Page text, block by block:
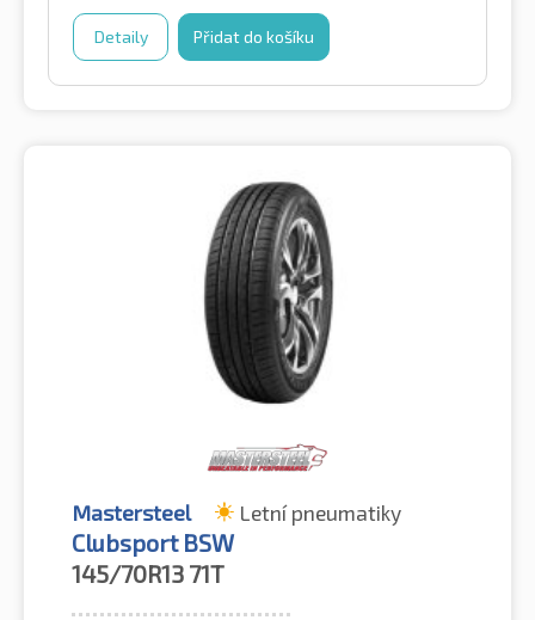
Detaily Přidat do košíku
Mastersteel Letní pneumatiky
Clubsport BSW
145/70R13 71T